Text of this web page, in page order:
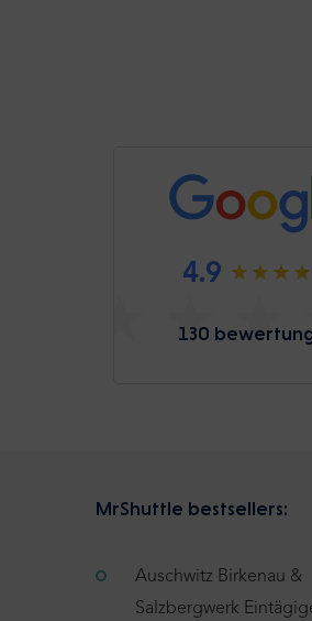
4.9
130
MrShuttle bestsellers:
Auschwitz Birkenau &
Salzbergwerk